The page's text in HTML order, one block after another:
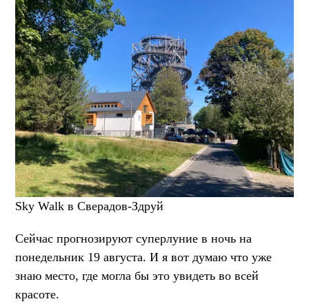
Sky Walk в Сверадов-Здруй
Сейчас прогнозируют суперлуние в ночь на
понедельник 19 августа. И я вот думаю что уже
знаю место, где могла бы это увидеть во всей
красоте.